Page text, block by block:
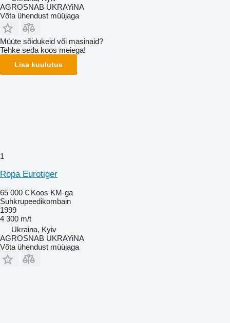
AGROSNAB UKRAYiNA
Võta ühendust müüjaga
Müüte sõidukeid või masinaid?
Tehke seda koos meiega!
Lisa kuulutus
1
Ropa Eurotiger
65 000 € Koos KM-ga
Suhkrupeedikombain
1999
4 300 m/t
Ukraina, Kyiv
AGROSNAB UKRAYiNA
Võta ühendust müüjaga